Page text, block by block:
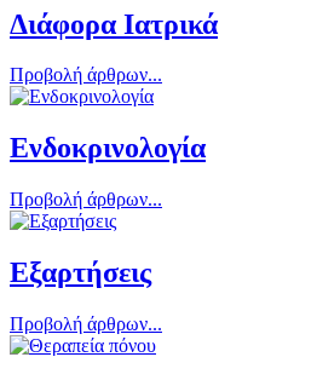
Διάφορα Ιατρικά
Προβολή άρθρων...
Ενδοκρινολογία
Προβολή άρθρων...
Εξαρτήσεις
Προβολή άρθρων...